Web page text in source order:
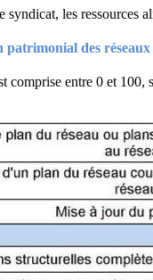
syndicat, les ressources
patrimonial des
comprise entre 0 et 100,